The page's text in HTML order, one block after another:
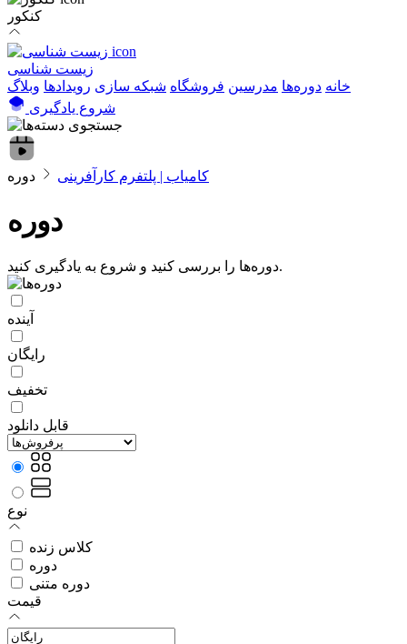
کنکور
زیست شناسی
خانه دوره‌ها مدرسین فروشگاه شبکه سازی رویداد‌ها وبلاگ
شروع یادگیری
کامیاب | پلتفرم کارآفرینی
دوره‌ها را بررسی کنید و شروع به یادگیری کنید.
آینده
رایگان
تخفیف
قابل دانلود
نوع
کلاس زنده
دوره
دوره متنی
قیمت